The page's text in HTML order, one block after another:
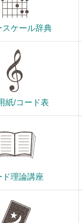
スケール辞典
紙/コード表
ド理論講座